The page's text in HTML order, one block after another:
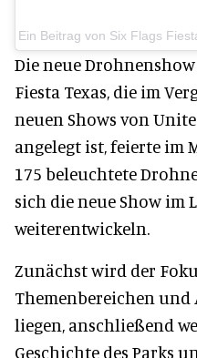
Ein Beitrag von Six Flags
Die neue Drohnenshow
Fiesta Texas, die im
neuen Shows von
angelegt ist, feierte im
175 beleuchtete
sich die neue Show im
weiterentwickeln.
Zunächst wird der
Themenbereichen und
liegen, anschließend
Geschichte des Parks